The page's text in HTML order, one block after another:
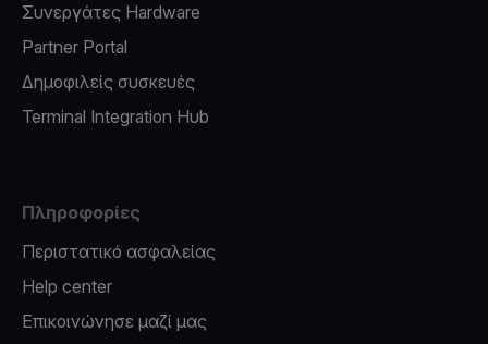
Συνεργάτες Hardware
Partner Portal
Δημοφιλείς συσκευές
Terminal Integration Hub
Πληροφορίες
Περιστατικό ασφαλείας
Help center
Επικοινώνησε μαζί μας